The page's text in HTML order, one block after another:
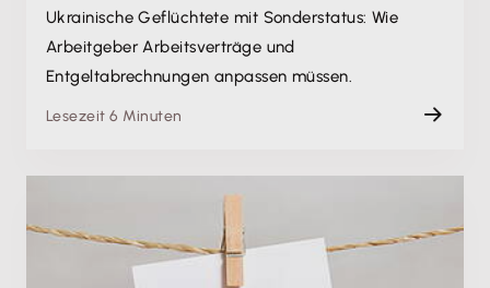
Ukrainische Geflüchtete mit Sonderstatus: Wie
Arbeitgeber Arbeitsverträge und
Entgeltabrechnungen anpassen müssen.
Lesezeit 6 Minuten